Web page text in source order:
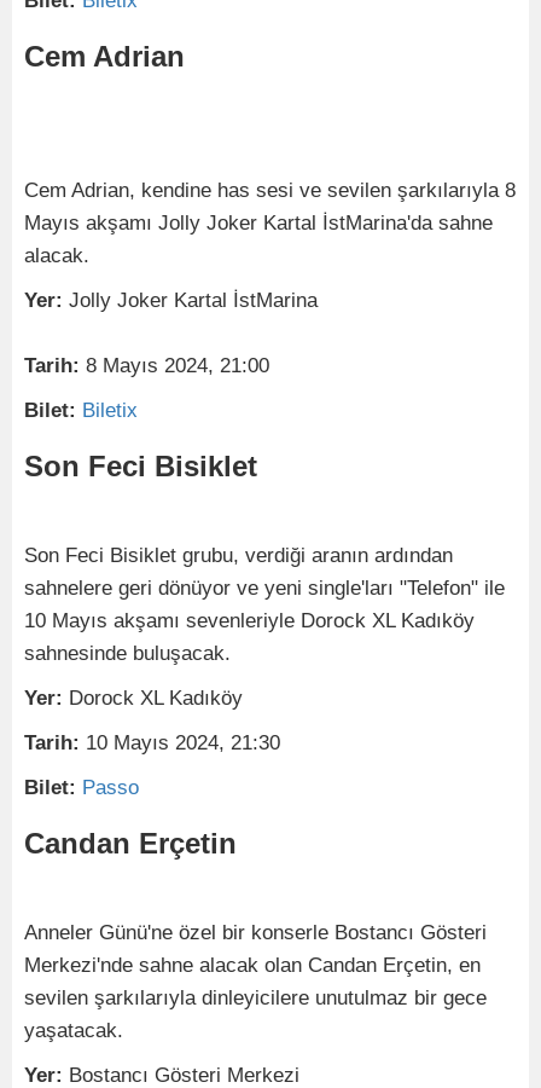
Cem Adrian
Cem Adrian, kendine has sesi ve sevilen şarkılarıyla 8
Mayıs akşamı Jolly Joker Kartal İstMarina'da sahne
alacak.
Yer: Jolly Joker Kartal İstMarina
Tarih: 8 Mayıs 2024, 21:00
Bilet: Biletix
Son Feci Bisiklet
Son Feci Bisiklet grubu, verdiği aranın ardından
sahnelere geri dönüyor ve yeni single'ları "Telefon" ile
10 Mayıs akşamı sevenleriyle Dorock XL Kadıköy
sahnesinde buluşacak.
Yer: Dorock XL Kadıköy
Tarih: 10 Mayıs 2024, 21:30
Bilet: Passo
Candan Erçetin
Anneler Günü'ne özel bir konserle Bostancı Gösteri
Merkezi'nde sahne alacak olan Candan Erçetin, en
sevilen şarkılarıyla dinleyicilere unutulmaz bir gece
yaşatacak.
Yer: Bostancı Gösteri Merkezi